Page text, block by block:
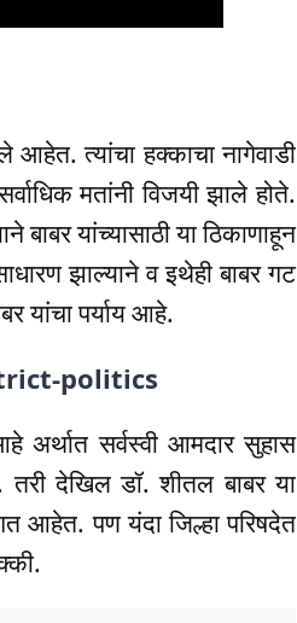
आहेत. त्यांचा हक्काचा नागेवाडी
मतांनी विजयी झाले होते.
बाबर यांच्यासाठी या ठिकाणाहून
झाल्याने व इथेही बाबर गट
यांचा पर्याय आहे.
politics
अर्थात सर्वस्वी आमदार सुहास
देखिल डॉ. शीतल बाबर या
आहेत. पण यंदा जिल्हा परिषदेत